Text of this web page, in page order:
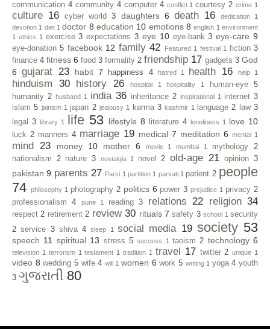
communication 4 community 4 computer 4 conflict 1 courtesy 2 crime 1
culture 16 cyber world 3 daughters 6 death 16 dedication
1
devotion 1 diet 1 doctor 8 education 10 emotions 8 english 1 environment
1
ethics 1 exercise 3 expectations 3 eye 10 eye-bank 3 eye-care 9
eye-donation 5 facebook 12 family 42 Featured 1 festival 1 fiction 3
finance 4 fitness 6 food 3 formality 2 friendship 17 gadgets 3 God
6 gujarat 23 habit 7 happiness 4 hatred 1 health 16 help 1
hinduism 30 history 26 hospital 1 hospitality 1 human-eye
5
humanity 2 husband 1 india 36 inheritance 2 inspirational 1 internet 3
islam 5 jainism 1 japan 2 jealousy 1 karma 3 kashmir 1 language 2 law 3
legal
3 library 1 life 53 lifestyle 8 literature 4 loneliness 1 love 10
luck 2 manners 4 marriage 19 medical 7 meditation 6 mental 1
mind 23 money 10 mother 6 movie 1 mumbai 1 mythology
2
nationalism
2 nature 3 nostalgia 1 novel 2 old-age 21 opinion 3
pakistan 9 parents 27 Parsi 1 partition 1 parvati 1 patient 2 people
74 philosophy 1 photography 2 politics 6 power 3 prejudice 1 privacy 2
professionalism
4 pune 1 reading 3 relations 22 religion 34
respect 2 retirement 2 review 30 rituals 7 safety 3 school 1 security
2 service 3 shiva 4 sleep 1 social media 19 society 53
speech 11 spiritual 13 stress 5 success 1 taoism 2 technology 6
television 1 terrorism 1 testament 1 tradition 1 travel 17 twitter 2 unique 1
video 8 wedding 5 wife 4 will 1 women 6 work 5 writing 1 yoga 4 youth
3 ગુજરાતી 80